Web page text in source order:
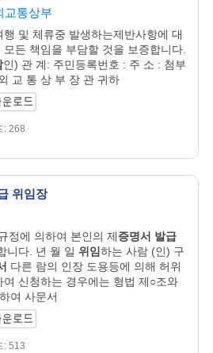
교통상부
및 체류중 발생하는제반사항에 대
든 책임을 부담할 것을 보증합니다.
인) 관 계: 주민등록번호 : 주 소 : 첨부
교 통 상 부 장 관 귀하
: 268
위임장
정에 의하여 본인의 제증명서 발급
니다. 년 월 일 위임하는 사람 (인) 구
다른 람의 인장 도용등에 의해 허위
여 신청하는 경우에는 형법 제○조와
여 사문서
: 513